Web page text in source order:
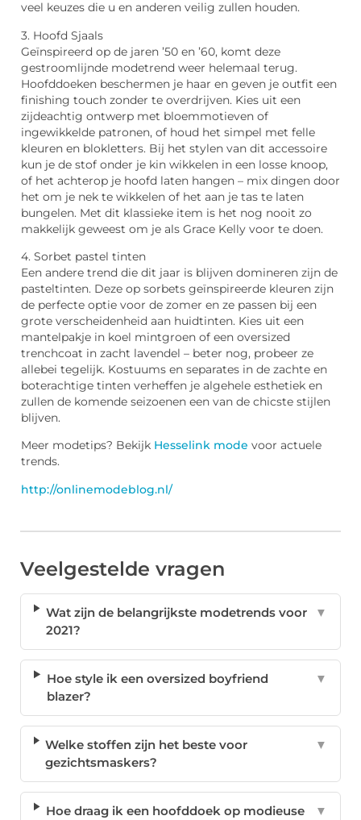
veel keuzes die u en anderen veilig zullen houden.
3. Hoofd Sjaals
Geïnspireerd op de jaren ’50 en ’60, komt deze
gestroomlijnde modetrend weer helemaal terug.
Hoofddoeken beschermen je haar en geven je outfit een
finishing touch zonder te overdrijven. Kies uit een
zijdeachtig ontwerp met bloemmotieven of
ingewikkelde patronen, of houd het simpel met felle
kleuren en blokletters. Bij het stylen van dit accessoire
kun je de stof onder je kin wikkelen in een losse knoop,
of het achterop je hoofd laten hangen – mix dingen door
het om je nek te wikkelen of het aan je tas te laten
bungelen. Met dit klassieke item is het nog nooit zo
makkelijk geweest om je als Grace Kelly voor te doen.
4. Sorbet pastel tinten
Een andere trend die dit jaar is blijven domineren zijn de
pasteltinten. Deze op sorbets geïnspireerde kleuren zijn
de perfecte optie voor de zomer en ze passen bij een
grote verscheidenheid aan huidtinten. Kies uit een
mantelpakje in koel mintgroen of een oversized
trenchcoat in zacht lavendel – beter nog, probeer ze
allebei tegelijk. Kostuums en separates in de zachte en
boterachtige tinten verheffen je algehele esthetiek en
zullen de komende seizoenen een van de chicste stijlen
blijven.
Meer modetips? Bekijk Hesselink mode voor actuele
trends.
http://onlinemodeblog.nl/
Veelgestelde vragen
Wat zijn de belangrijkste modetrends voor
2021?
▼
Hoe style ik een oversized boyfriend
blazer?
▼
Welke stoffen zijn het beste voor
gezichtsmaskers?
▼
Hoe draag ik een hoofddoek op modieuse
▼